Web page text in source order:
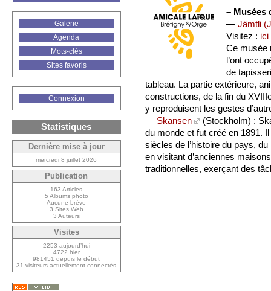
– Musées
— Jämtli
Visitez : ici
Ce musée
l’ont
de
tableau. La partie extérieure,
constructions, de la fin du
y reproduisent les gestes
— Skansen
(Stockholm) :
du monde et fut créé en 1891.
siècles de l’histoire du pays,
en visitant d’anciennes
traditionnelles, exerçant des
Galerie
Agenda
Mots-clés
Sites favoris
Connexion
Statistiques
Dernière mise à jour
mercredi 8 juillet 2026
Publication
163 Articles
5 Albums photo
Aucune brève
3 Sites Web
3 Auteurs
Visites
2253 aujourd’hui
4722 hier
981451 depuis le début
31 visiteurs actuellement connectés